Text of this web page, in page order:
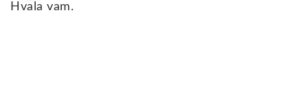
Hvala vam.